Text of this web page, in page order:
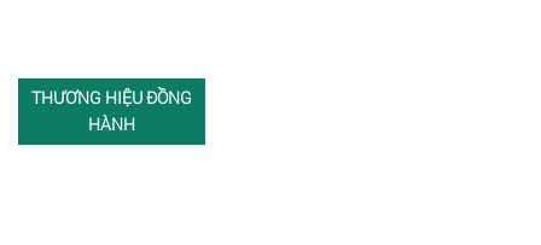
THƯƠNG HIỆU ĐỒNG
HÀNH